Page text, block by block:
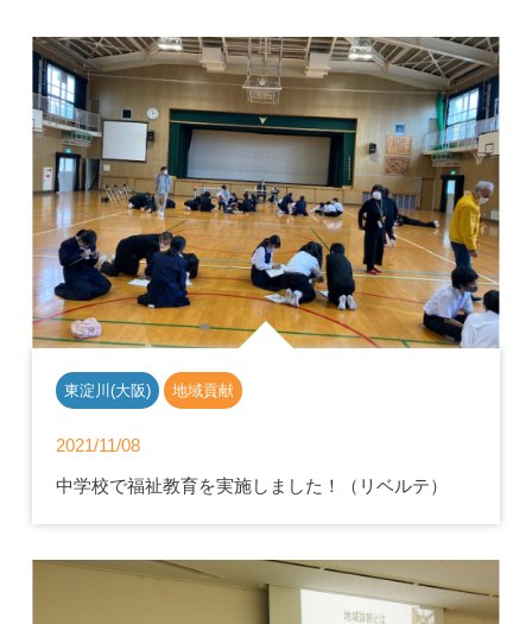
東淀川(大阪) 地域貢献
2021/11/08
中学校で福祉教育を実施しました！（リベルテ）